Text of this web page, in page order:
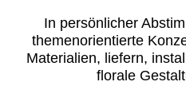
In persönlicher
themenorientierte
Materialien, liefern,
florale